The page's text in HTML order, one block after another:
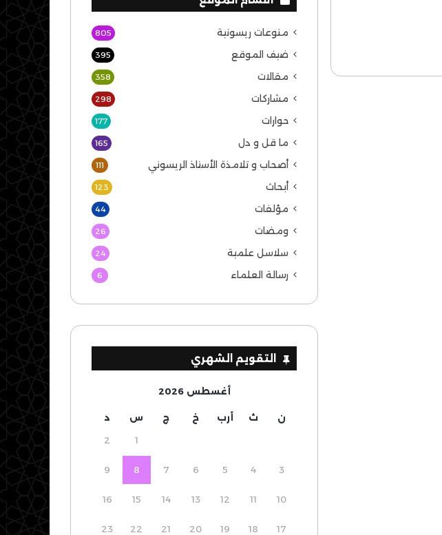
منوعات ريسونية 805
ضيف الموقع 395
مقالات 358
مشاركات 298
حوارات 177
ما قل و دل 165
أصحاب و تلامذة الأستاذ الريسوني 111
أبحاث 123
مؤلفات 44
ومضات 26
سلاسل علمية 24
رسالة العلماء 6
التقويم الشهري
أغسطس 2026
ن ث أرب خ ج س د
1
2
3
4
5
6
7
8
9
10
11
12
13
14
15
16
17
18
19
20
21
22
23